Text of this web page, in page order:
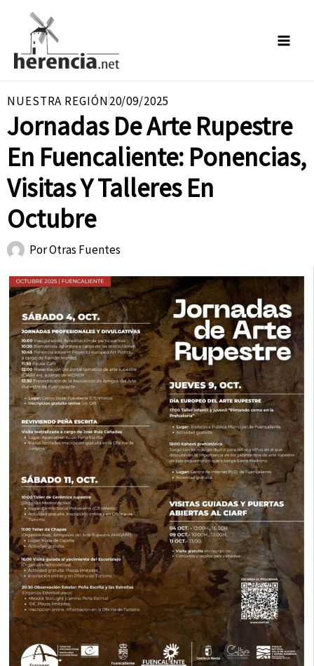
contenido
NUESTRA REGIÓN20/09/2025
Jornadas De Arte Rupestre
En Fuencaliente: Ponencias,
Visitas Y Talleres En
Octubre
PorOtras Fuentes